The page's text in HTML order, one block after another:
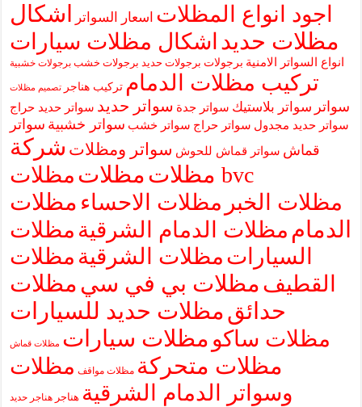
اجود انواع المظلات اسعار السواتر
اشكال
مظلات حديد اشكال مظلات سيارات
انواع السواتر الامنية برجولات برجولات حديد برجولات خشب برجولات خشبية
تركيب مظلات الدمام تركيب هناجر تصميم مظلات
سواتر سواتر بلاستيك سواتر جدة سواتر حديد سواتر حديد حراج
سواتر حديد مجدول سواتر حراج سواتر خشب سواتر خشبية سواتر
قماش سواتر قماش للحوش سواتر ومظلات شركة
مظلاتمظلات
مظلات bvc
مظلات الخبر مظلات الاحساء مظلات
الدمام مظلات الدمام الشرقية مظلات
السياراتمظلات الشرقية مظلات
القطيفمظلات بي في سيمظلات
حدائقمظلات حديد للسيارات
مظلات ساكو مظلات سيارات مظلات قماش
مظلات متحركة مظلات مواقف مظلات
وسواتر الدمام الشرقية هناجر هناجر حديد